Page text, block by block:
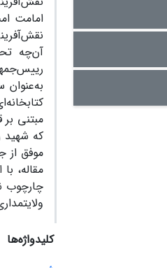
امامت
آن‌چه
مبتنی
که شهید
موفق از
مقاله،
چارچوب
کلیدواژه‌ها